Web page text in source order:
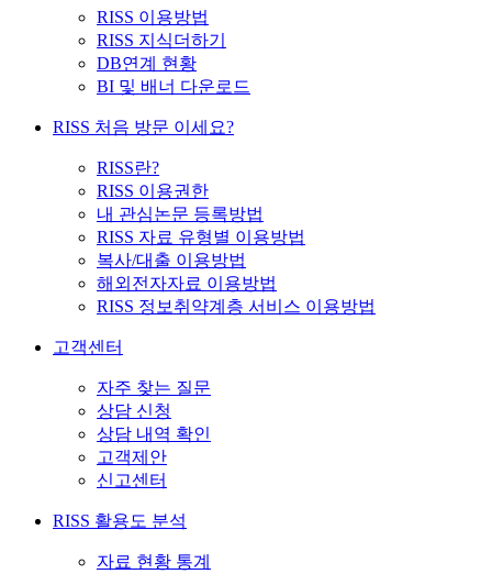
RISS 이용방법
RISS 지식더하기
DB연계 현황
BI 및 배너 다운로드
RISS 처음 방문 이세요?
RISS란?
RISS 이용권한
내 관심논문 등록방법
RISS 자료 유형별 이용방법
복사/대출 이용방법
해외전자자료 이용방법
RISS 정보취약계층 서비스 이용방법
고객센터
자주 찾는 질문
상담 신청
상담 내역 확인
고객제안
신고센터
RISS 활용도 분석
자료 현황 통계